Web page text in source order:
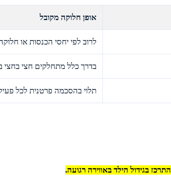
אופן חלוקה מקובל
לרוב לפי יחסי הכנסות או
בדרך כלל מתחלקים חצי בחצי
תלוי בהסכמה פרטנית לכל
בגידול הילד באווירה רגועה.